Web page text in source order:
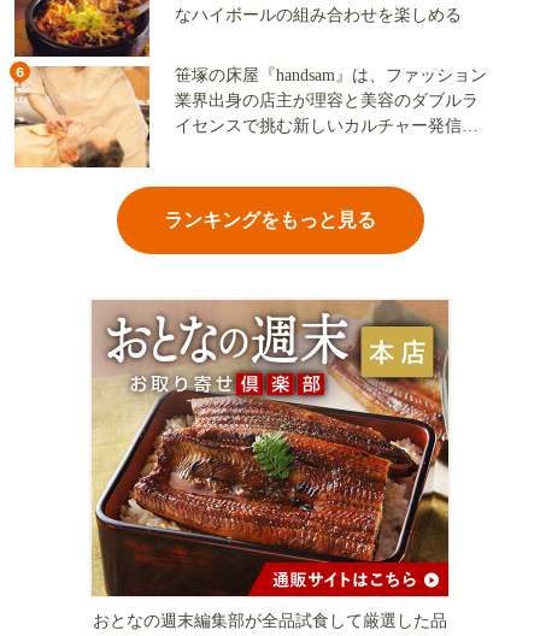
なハイボールの組み合わせを楽しめる
6
笹塚の床屋『handsam』は、ファッション
業界出身の店主が理容と美容のダブルラ
イセンスで挑む新しいカルチャー発信基
ランキングをもっと見る
おとなの週末編集部が全品試食して厳選した品